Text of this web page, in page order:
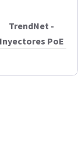
TrendNet -
Inyectores PoE